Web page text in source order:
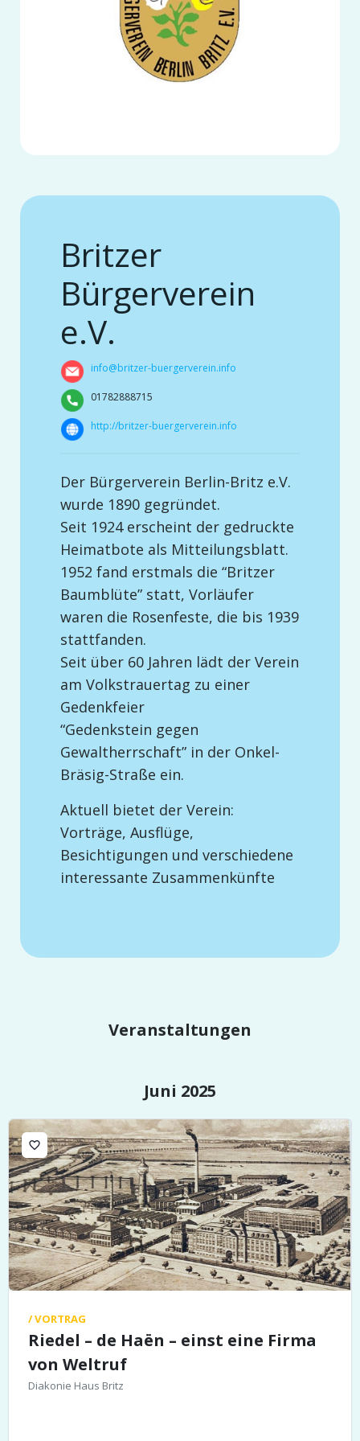
Britzer
Bürgerverein
e.V.
info@britzer-buergerverein.info
01782888715
http://britzer-buergerverein.info
Der Bürgerverein Berlin-Britz e.V.
wurde 1890 gegründet.
Seit 1924 erscheint der gedruckte
Heimatbote als Mitteilungsblatt.
1952 fand erstmals die “Britzer
Baumblüte” statt, Vorläufer
waren die Rosenfeste, die bis 1939
stattfanden.
Seit über 60 Jahren lädt der Verein
am Volkstrauertag zu einer
Gedenkfeier
“Gedenkstein gegen
Gewaltherrschaft” in der Onkel-
Bräsig-Straße ein.
Aktuell bietet der Verein:
Vorträge, Ausflüge,
Besichtigungen und verschiedene
interessante Zusammenkünfte
Veranstaltungen
Juni 2025
favorite_border
/ VORTRAG
Riedel – de Haën – einst eine Firma
von Weltruf
Diakonie Haus Britz